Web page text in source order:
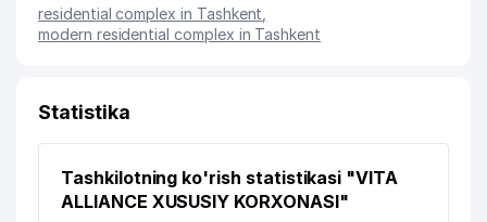
residential complex in Tashkent
modern residential complex in Tashkent
Statistika
Tashkilotning ko'rish statistikasi "VITA
ALLIANCE XUSUSIY KORXONASI"